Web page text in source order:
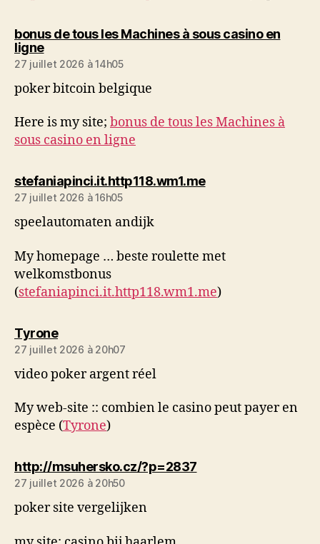
bonus de tous les Machines à sous casino en
lignedit :
27 juillet 2026 à 14h05
poker bitcoin belgique
Here is my site; bonus de tous les Machines à
sous casino en ligne
stefaniapinci.it.http118.wm1.medit :
27 juillet 2026 à 16h05
speelautomaten andijk
My homepage … beste roulette met
welkomstbonus
(stefaniapinci.it.http118.wm1.me)
Tyronedit :
27 juillet 2026 à 20h07
video poker argent réel
My web-site :: combien le casino peut payer en
espèce (Tyrone)
http://msuhersko.cz/?p=2837dit :
27 juillet 2026 à 20h50
poker site vergelijken